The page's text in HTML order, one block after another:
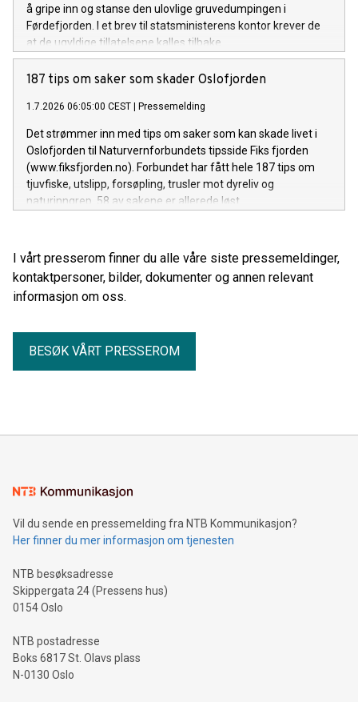
å gripe inn og stanse den ulovlige gruvedumpingen i
Førdefjorden. I et brev til statsministerens kontor krever de
at de ugyldige tillatelsene kalles tilbake.
187 tips om saker som skader Oslofjorden
1.7.2026 06:05:00 CEST Pressemelding
Det strømmer inn med tips om saker som kan skade livet i
Oslofjorden til Naturvernforbundets tipsside Fiks fjorden
(www.fiksfjorden.no). Forbundet har fått hele 187 tips om
tjuvfiske, utslipp, forsøpling, trusler mot dyreliv og
naturinngrep. 58 av sakene er allerede løst.
I vårt presserom finner du alle våre siste pressemeldinger,
kontaktpersoner, bilder, dokumenter og annen relevant
informasjon om oss.
BESØK VÅRT PRESSEROM
Vil du sende en pressemelding fra NTB Kommunikasjon?
Her finner du mer informasjon om tjenesten
NTB besøksadresse
Skippergata 24 (Pressens hus)
0154 Oslo
NTB postadresse
Boks 6817 St. Olavs plass
N-0130 Oslo